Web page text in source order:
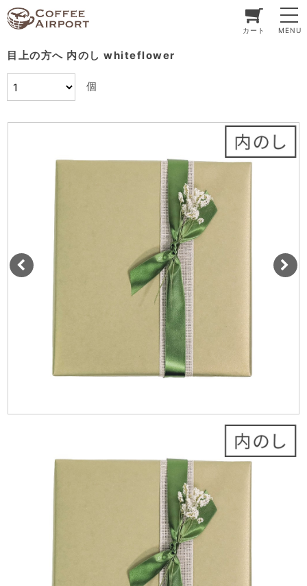
カート MENU
目上の方へ 内のし whiteflower
個